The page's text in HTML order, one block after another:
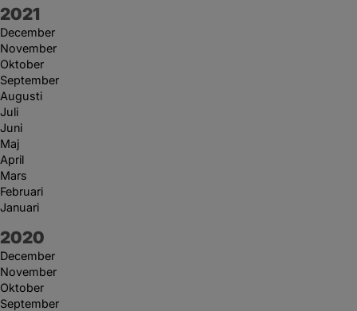
År:
2021
December
November
Oktober
September
Augusti
Juli
Juni
Maj
April
Mars
Februari
Januari
År:
2020
December
November
Oktober
September